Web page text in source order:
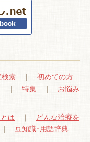
索 ｜ 初めての方
｜ 特集 ｜ お悩み
は ｜ どんな治療を
豆知識･用語辞典